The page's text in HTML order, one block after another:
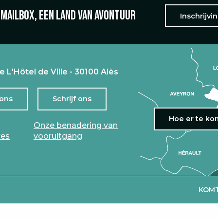
een land van avontuur
L'Hôtel de Ville - 30100 Alès
Schrijf ons
Onze benadering van
vooruitgang
Hoe er te